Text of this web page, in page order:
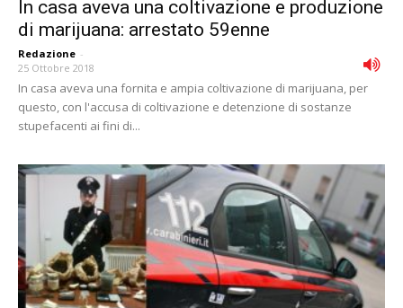
In casa aveva una coltivazione e produzione
di marijuana: arrestato 59enne
Redazione -
25 Ottobre 2018
In casa aveva una fornita e ampia coltivazione di marijuana, per
questo, con l'accusa di coltivazione e detenzione di sostanze
stupefacenti ai fini di...